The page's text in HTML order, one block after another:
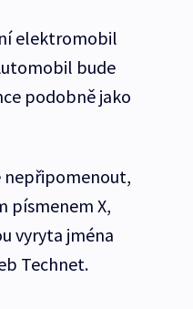
elektromobil
bude
podobně jako
nepřipomenout,
písmenem X,
vyryta jména
Technet.